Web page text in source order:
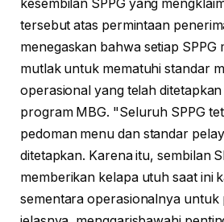
kesembilan SPPG yang
tersebut atas permintaan
menegaskan bahwa setiap SPPG
mutlak untuk mematuhi standar
operasional yang telah
program MBG. "Seluruh SPPG
pedoman menu dan standar
ditetapkan. Karena itu, sembilan
memberikan kelapa utuh saat ini
sementara operasionalnya untuk